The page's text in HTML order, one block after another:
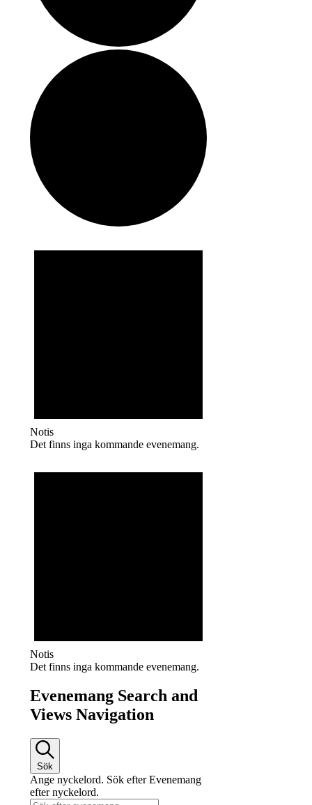
Notis
Det finns inga kommande evenemang.
Notis
Det finns inga kommande evenemang.
Evenemang Search and
Views Navigation
Sök
Ange nyckelord. Sök efter Evenemang
efter nyckelord.